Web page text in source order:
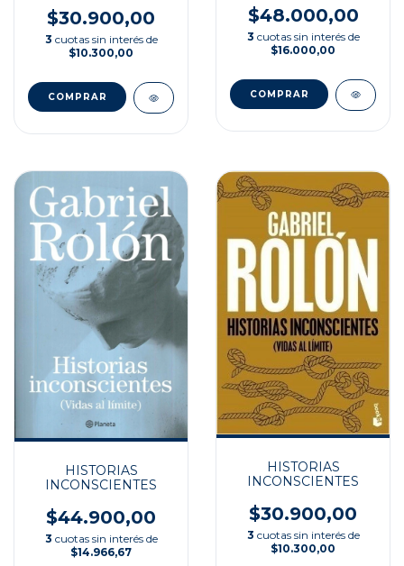
$30.900,00
3 cuotas sin interés de
$10.300,00
$48.000,00
3 cuotas sin interés de
$16.000,00
HISTORIAS
INCONSCIENTES
$44.900,00
3 cuotas sin interés de
$14.966,67
HISTORIAS
INCONSCIENTES
$30.900,00
3 cuotas sin interés de
$10.300,00